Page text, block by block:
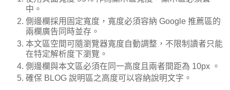
中。
側邊欄採用固定寬度，寬度必須容納 Google 推薦區的
兩欄廣告同時並存。
本文區空間可隨瀏覽器寬度自動調整，不限制讀者只能
在特定解析度下瀏覽。
側邊欄與本文區必須在同一高度且兩者間距為 10px 。
確保 BLOG 說明區之高度可以容納說明文字。